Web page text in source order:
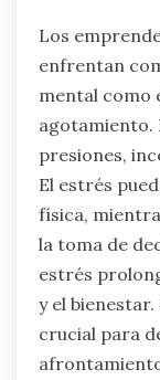
Los
enfrentan
mental como
agotamiento.
presiones,
El estrés
física,
la toma de
estrés
y el
crucial para